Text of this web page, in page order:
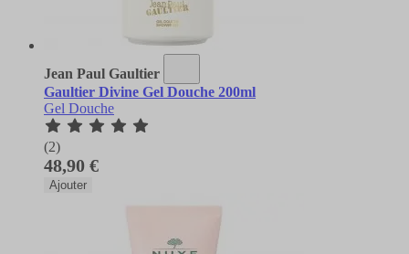
Jean Paul Gaultier
Gaultier Divine Gel Douche 200ml
Gel Douche
(2)
48,90 €
Ajouter